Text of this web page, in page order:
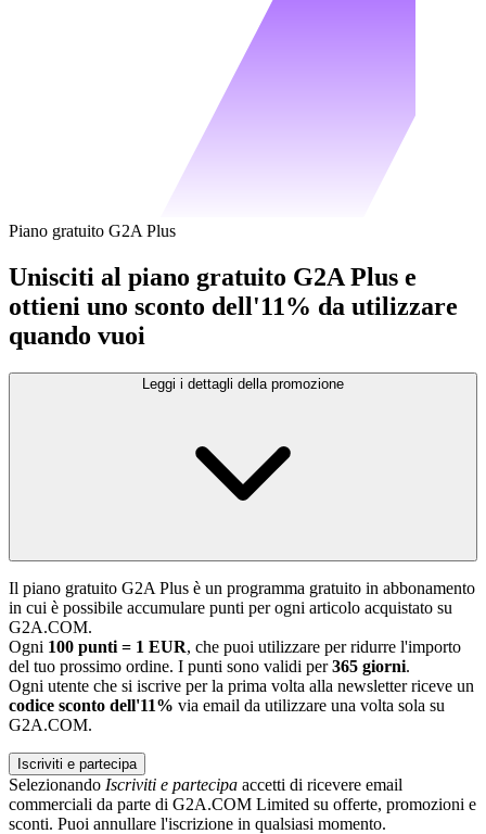
Piano gratuito G2A Plus
Unisciti al piano gratuito G2A Plus e
ottieni uno sconto dell'11% da utilizzare
quando vuoi
Leggi i dettagli della promozione
Il piano gratuito G2A Plus è un programma gratuito in abbonamento
in cui è possibile accumulare punti per ogni articolo acquistato su
G2A.COM.
Ogni 100 punti = 1 EUR, che puoi utilizzare per ridurre l'importo
del tuo prossimo ordine. I punti sono validi per365 giorni.
Ogni utente che si iscrive per la prima volta alla newsletter riceve un
codice sconto dell'11% via email da utilizzare una volta sola su
G2A.COM.
Iscriviti e partecipa
Selezionando Iscriviti e partecipa accetti di ricevere email
commerciali da parte di G2A.COM Limited su offerte, promozioni e
sconti. Puoi annullare l'iscrizione in qualsiasi momento.